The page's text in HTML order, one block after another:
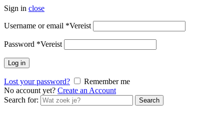
Sign in close
Username or email *Vereist
Password *Vereist
Log in
Lost your password?
Remember me
No account yet? Create an Account
Search for:
Search